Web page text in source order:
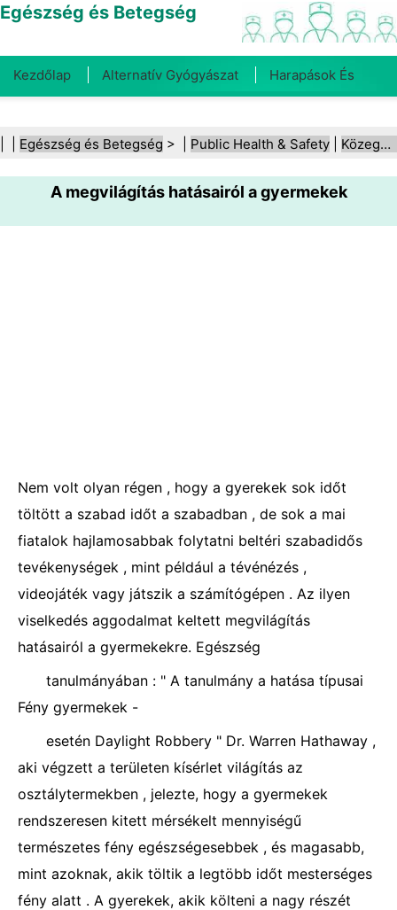
Egészség és Betegség
Kezdőlap Alternatív Gyógyászat Harapások És
Fogegészség Diéta És Táplálkozás Családi
Egészség Egészségügyi Ágazat Mentális Egészség
Közegészségügy És Biztonság Sebészet És
Egészség és Betegség > | Public Health & Safety Közegészségügy
A megvilágítás hatásairól a gyermekek
Nem volt olyan régen , hogy a gyerekek sok időt
töltött a szabad időt a szabadban , de sok a mai
fiatalok hajlamosabbak folytatni beltéri szabadidős
tevékenységek , mint például a tévénézés ,
videojáték vagy játszik a számítógépen . Az ilyen
viselkedés aggodalmat keltett megvilágítás
hatásairól a gyermekekre. Egészség
tanulmányában : " A tanulmány a hatása típusai
Fény gyermekek -
esetén Daylight Robbery " Dr. Warren Hathaway ,
aki végzett a területen kísérlet világítás az
osztálytermekben , jelezte, hogy a gyermekek
rendszeresen kitett mérsékelt mennyiségű
természetes fény egészségesebbek , és magasabb,
mint azoknak, akik töltik a legtöbb időt mesterséges
fény alatt . A gyerekek, akik költeni a nagy részét